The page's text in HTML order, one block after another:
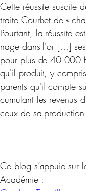
Cette réussite suscite
traite Courbet de «
Pourtant, la réussite
nage dans l'or […]
pour plus de 40 000
qu'il produit, y
parents qu'il compte
cumulant les revenus
ceux de sa
Ce blog s’appuie sur
Académie :